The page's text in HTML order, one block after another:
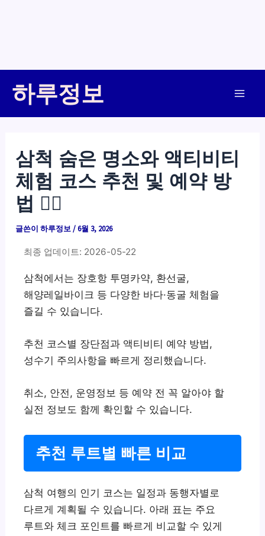
하루정보
삼척 숨은 명소와 액티비티
체험 코스 추천 및 예약 방
법 🚣‍♂️
글쓴이하루정보/6월 3, 2026
최종 업데이트: 2026-05-22
삼척에서는 장호항 투명카약, 환선굴,
해양레일바이크 등 다양한 바다·동굴 체험을
즐길 수 있습니다.
추천 코스별 장단점과 액티비티 예약 방법,
성수기 주의사항을 빠르게 정리했습니다.
취소, 안전, 운영정보 등 예약 전 꼭 알아야 할
실전 정보도 함께 확인할 수 있습니다.
추천 루트별 빠른 비교
삼척 여행의 인기 코스는 일정과 동행자별로
다르게 계획될 수 있습니다. 아래 표는 주요
루트와 체크 포인트를 빠르게 비교할 수 있게